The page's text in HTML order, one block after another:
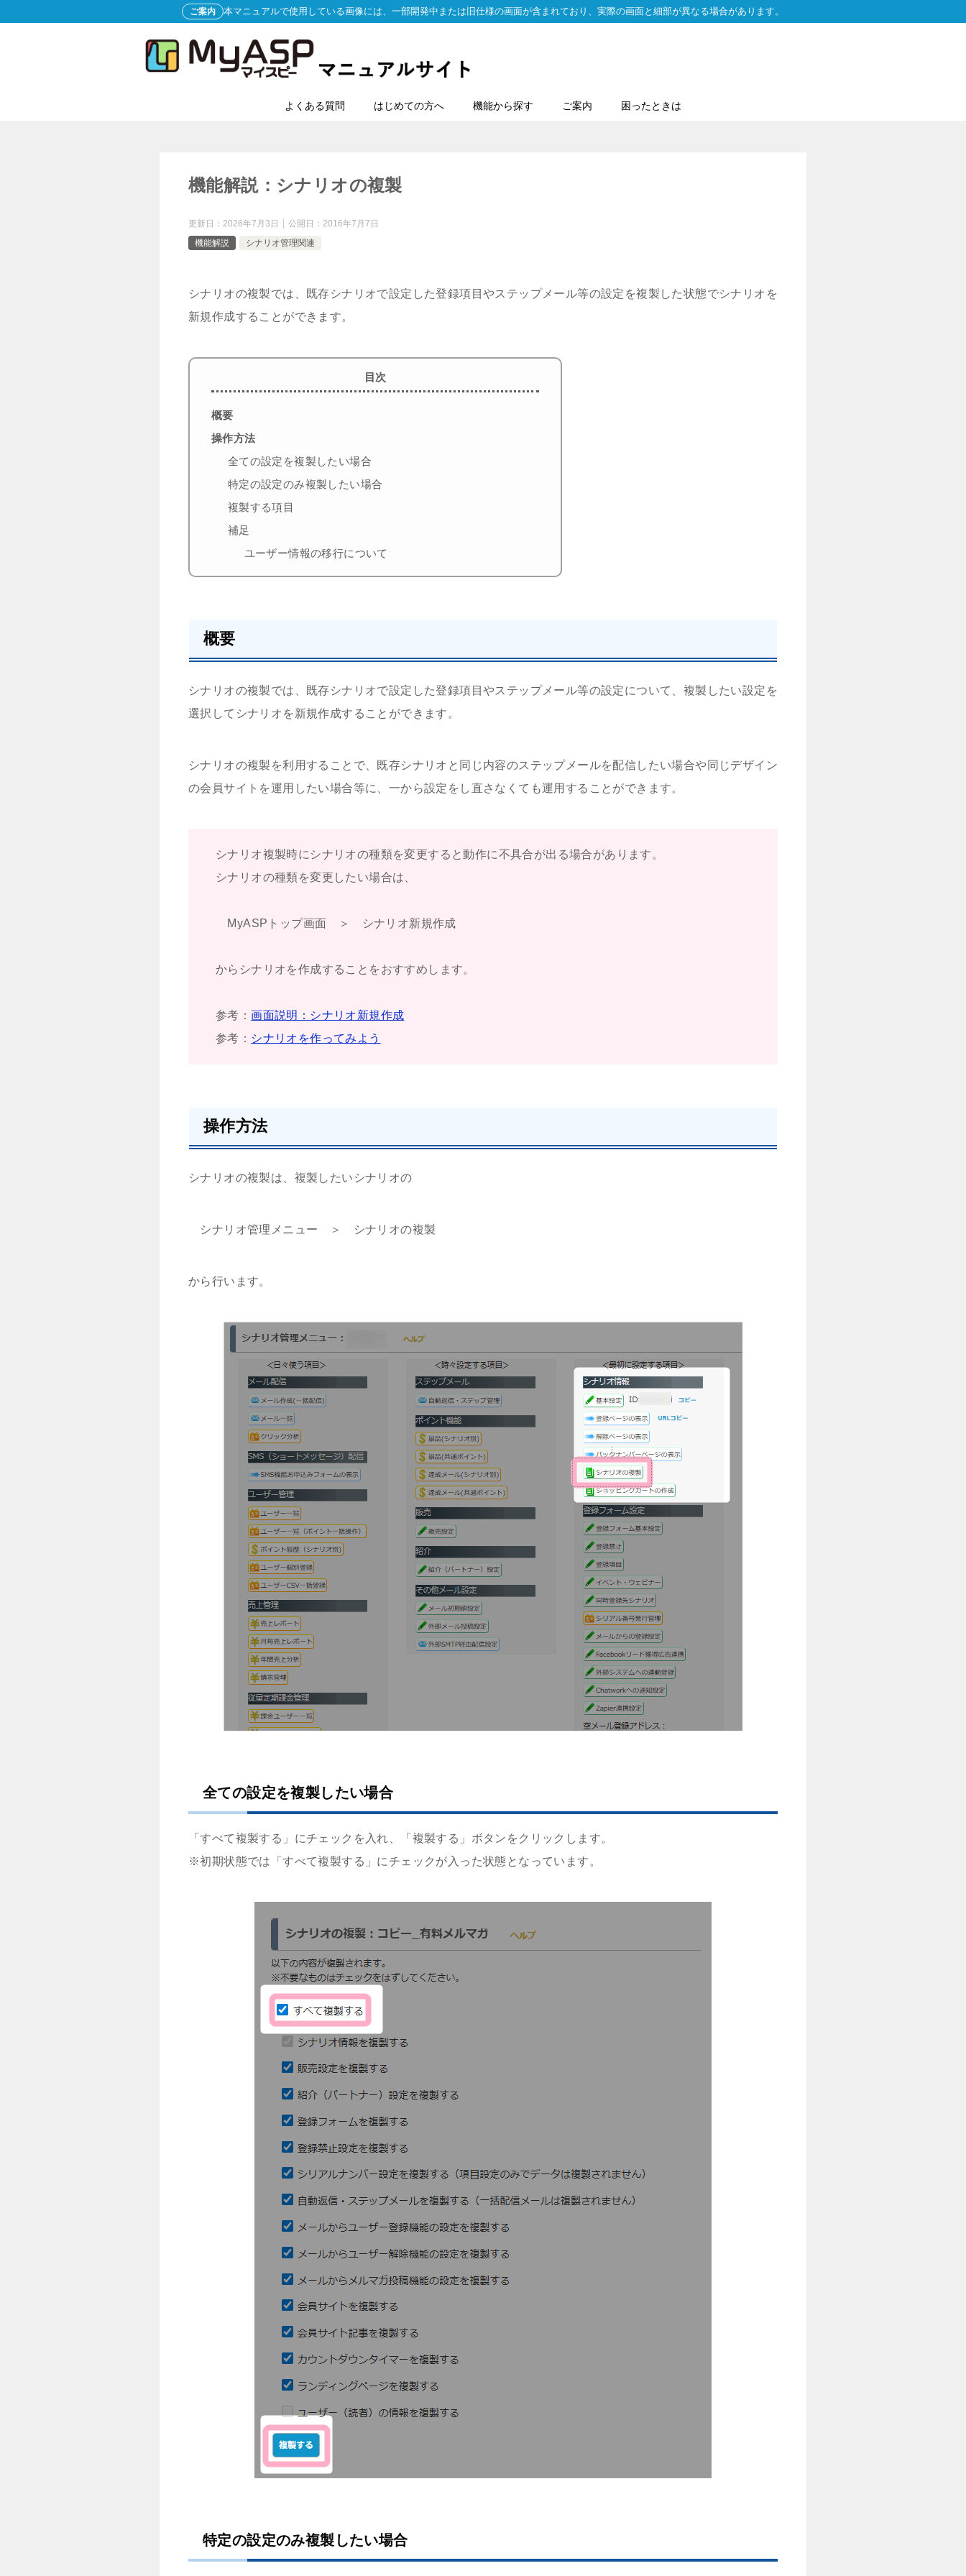
ご案内 本マニュアルで使用している画像には、一部開発中または旧仕様の画面が含まれており、実際の画面と細部が異なる場合があります。
よくある質問 はじめての方へ 機能から探す ご案内 困ったときは
機能解説：シナリオの複製
更新日： 2026年7月3日 公開日： 2016年7月7日
機能解説
シナリオ管理関連
シナリオの複製では、既存シナリオで設定した登録項目やステップメール等の設定を複製した状態でシナリオを
新規作成することができます。
目次
概要
操作方法
全ての設定を複製したい場合
特定の設定のみ複製したい場合
複製する項目
補足
ユーザー情報の移行について
概要
シナリオの複製では、既存シナリオで設定した登録項目やステップメール等の設定について、複製したい設定を
選択してシナリオを新規作成することができます。
シナリオの複製を利用することで、既存シナリオと同じ内容のステップメールを配信したい場合や同じデザイン
の会員サイトを運用したい場合等に、一から設定をし直さなくても運用することができます。
シナリオ複製時にシナリオの種類を変更すると動作に不具合が出る場合があります。
シナリオの種類を変更したい場合は、
MyASPトップ画面 ＞ シナリオ新規作成
からシナリオを作成することをおすすめします。
参考：画面説明：シナリオ新規作成
参考： シナリオを作ってみよう
操作方法
シナリオの複製は、複製したいシナリオの
シナリオ管理メニュー ＞ シナリオの複製
から行います。
全ての設定を複製したい場合
「すべて複製する」にチェックを入れ、「複製する」ボタンをクリックします。
※初期状態では「すべて複製する」にチェックが入った状態となっています。
特定の設定のみ複製したい場合